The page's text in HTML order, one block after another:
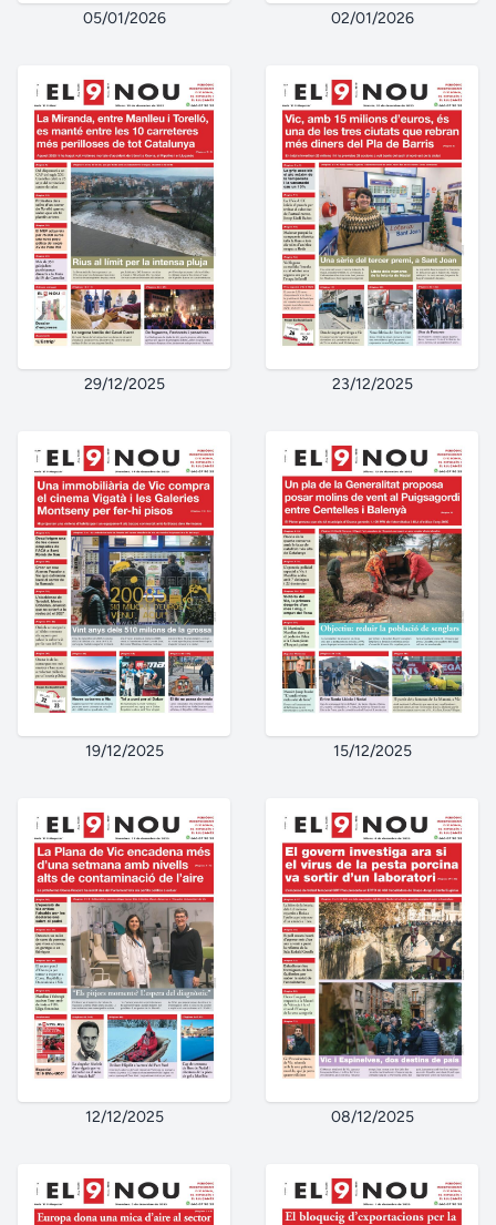
05/01/2026 02/01/2026
29/12/2025 23/12/2025
19/12/2025 15/12/2025
12/12/2025 08/12/2025